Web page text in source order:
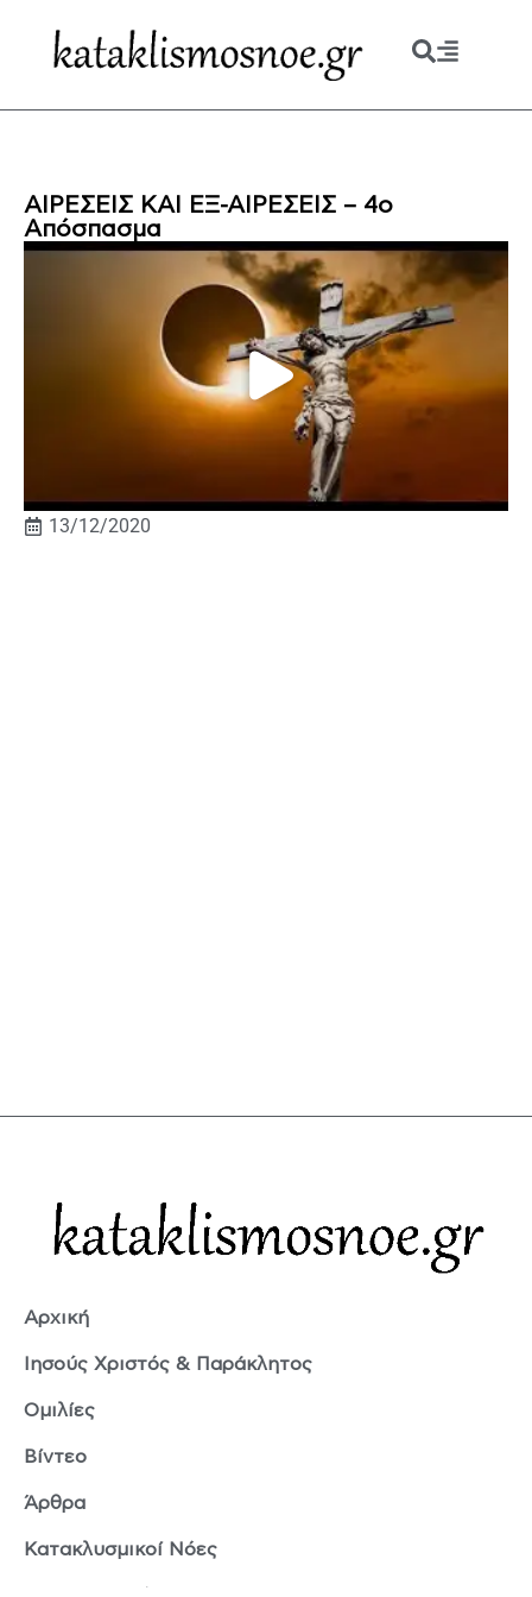
ΑΙΡΕΣΕΙΣ ΚΑΙ ΕΞ-ΑΙΡΕΣΕΙΣ – 4ο
Απόσπασμα
13/12/2020
Αρχική
Ιησούς Χριστός & Παράκλητος
Ομιλίες
Βίντεο
Άρθρα
Κατακλυσμικοί Νόες